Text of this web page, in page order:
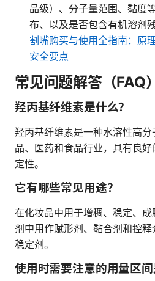
品级）、分子量范围、黏度
布、以及是否包含有机溶剂
割嘴购买与使用全指南：原
安全要点
常见问题解答（FAQ）
羟丙基纤维素是什么？
羟丙基纤维素是一种水溶性高
品、医药和食品行业，具有良
定性。
它有哪些常见用途？
在化妆品中用于增稠、稳定、
剂中用作赋形剂、黏合剂和控
稳定剂。
使用时需要注意的用量区间